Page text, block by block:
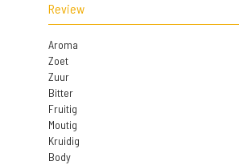
Review
Aroma
Zoet
Zuur
Bitter
Fruitig
Moutig
Kruidig
Body